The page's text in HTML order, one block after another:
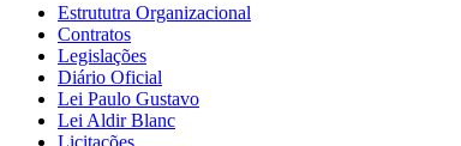
Estrututra Organizacional
Contratos
Legislações
Diário Oficial
Lei Paulo Gustavo
Lei Aldir Blanc
Licitações